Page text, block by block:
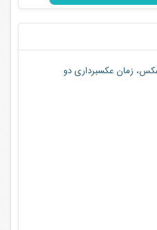
زمان عکسبرداری دو